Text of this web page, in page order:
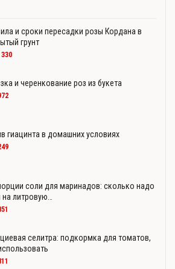
и сроки пересадки розы Кордана в
грунт
и черенкование роз из букета
гиацинта в домашних условиях
соли для маринадов: сколько надо
литровую…
селитра: подкормка для томатов,